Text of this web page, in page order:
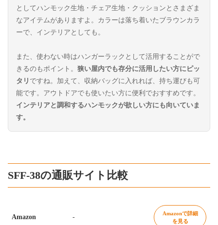
としてハンモック生地・チェア生地・クッションとさまざま
なアイテムがありますよ。カラーは落ち着いたブラウンカラ
ーで、インテリアとしても。
また、使わない時はハンガーラックとして活用することがで
きるのもポイント。 狭い屋内でも存分に活用したい方にピッ
タリ ですね。加えて、収納バッグに入れれば、持ち運びも可
能です。アウトドアでも使いたい方に便利でおすすめです。
インテリアと調和するハンモックが欲しい方にも向いていま
す。
SFF-38の通販サイト比較
Amazon -
Amazonで詳細
を見る